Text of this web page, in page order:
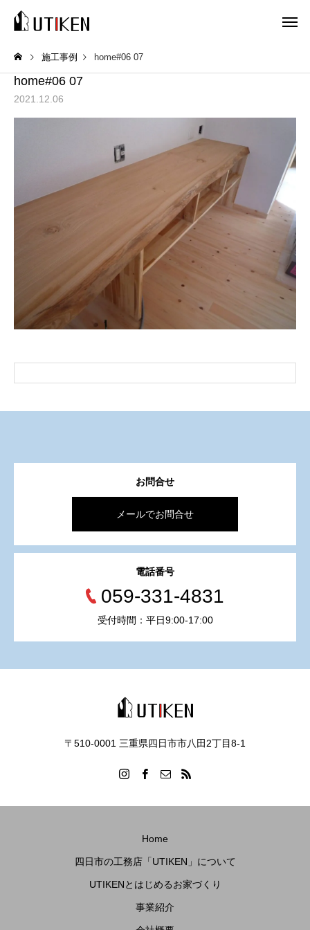
施工事例 home#06 07
home#06 07
2021.12.06
お問合せ
メールでお問合せ
電話番号
059-331-4831
受付時間：平日9:00-17:00
〒510-0001 三重県四日市市八田2丁目8‐1
Home
四日市の工務店「UTIKEN」について
UTIKENとはじめるお家づくり
事業紹介